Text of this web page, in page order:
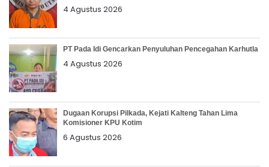
4 Agustus 2026
PT Pada Idi Gencarkan Penyuluhan Pencegahan Karhutla
4 Agustus 2026
Dugaan Korupsi Pilkada, Kejati Kalteng Tahan Lima
Komisioner KPU Kotim
6 Agustus 2026